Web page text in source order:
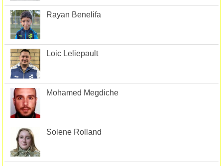
Rayan Benelifa
Loic Leliepault
Mohamed Megdiche
Solene Rolland